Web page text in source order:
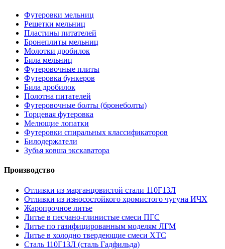
Футеровки мельниц
Решетки мельниц
Пластины питателей
Бронеплиты мельниц
Молотки дробилок
Била мельниц
Футеровочные плиты
Футеровка бункеров
Била дробилок
Полотна питателей
Футеровочные болты (бронеболты)
Торцевая футеровка
Мелющие лопатки
Футеровки спиральных классификаторов
Билодержатели
Зубья ковша экскаватора
Производство
Отливки из марганцовистой стали 110Г13Л
Отливки из износостойкого хромистого чугуна ИЧХ
Жаропрочное литье
Литье в песчано-глинистые смеси ПГС
Литье по газифицированным моделям ЛГМ
Литье в холодно твердеющие смеси ХТС
Сталь 110Г13Л (сталь Гадфильда)